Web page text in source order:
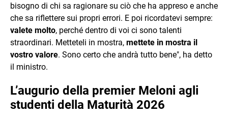
bisogno di chi sa ragionare su ciò che ha appreso e anche
che sa riflettere sui propri errori. E poi ricordatevi sempre:
valete molto, perché dentro di voi ci sono talenti
straordinari. Metteteli in mostra, mettete in mostra il
vostro valore. Sono certo che andrà tutto bene", ha detto
il ministro.
L’augurio della premier Meloni agli
studenti della Maturità 2026